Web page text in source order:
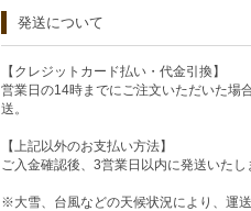
発送について
【クレジットカード払い・代金引換】
営業日の14時までにご注文いただいた場
送。
【上記以外のお支払い方法】
ご入金確認後、3営業日以内に発送いたし
※大雪、台風などの天候状況により、運